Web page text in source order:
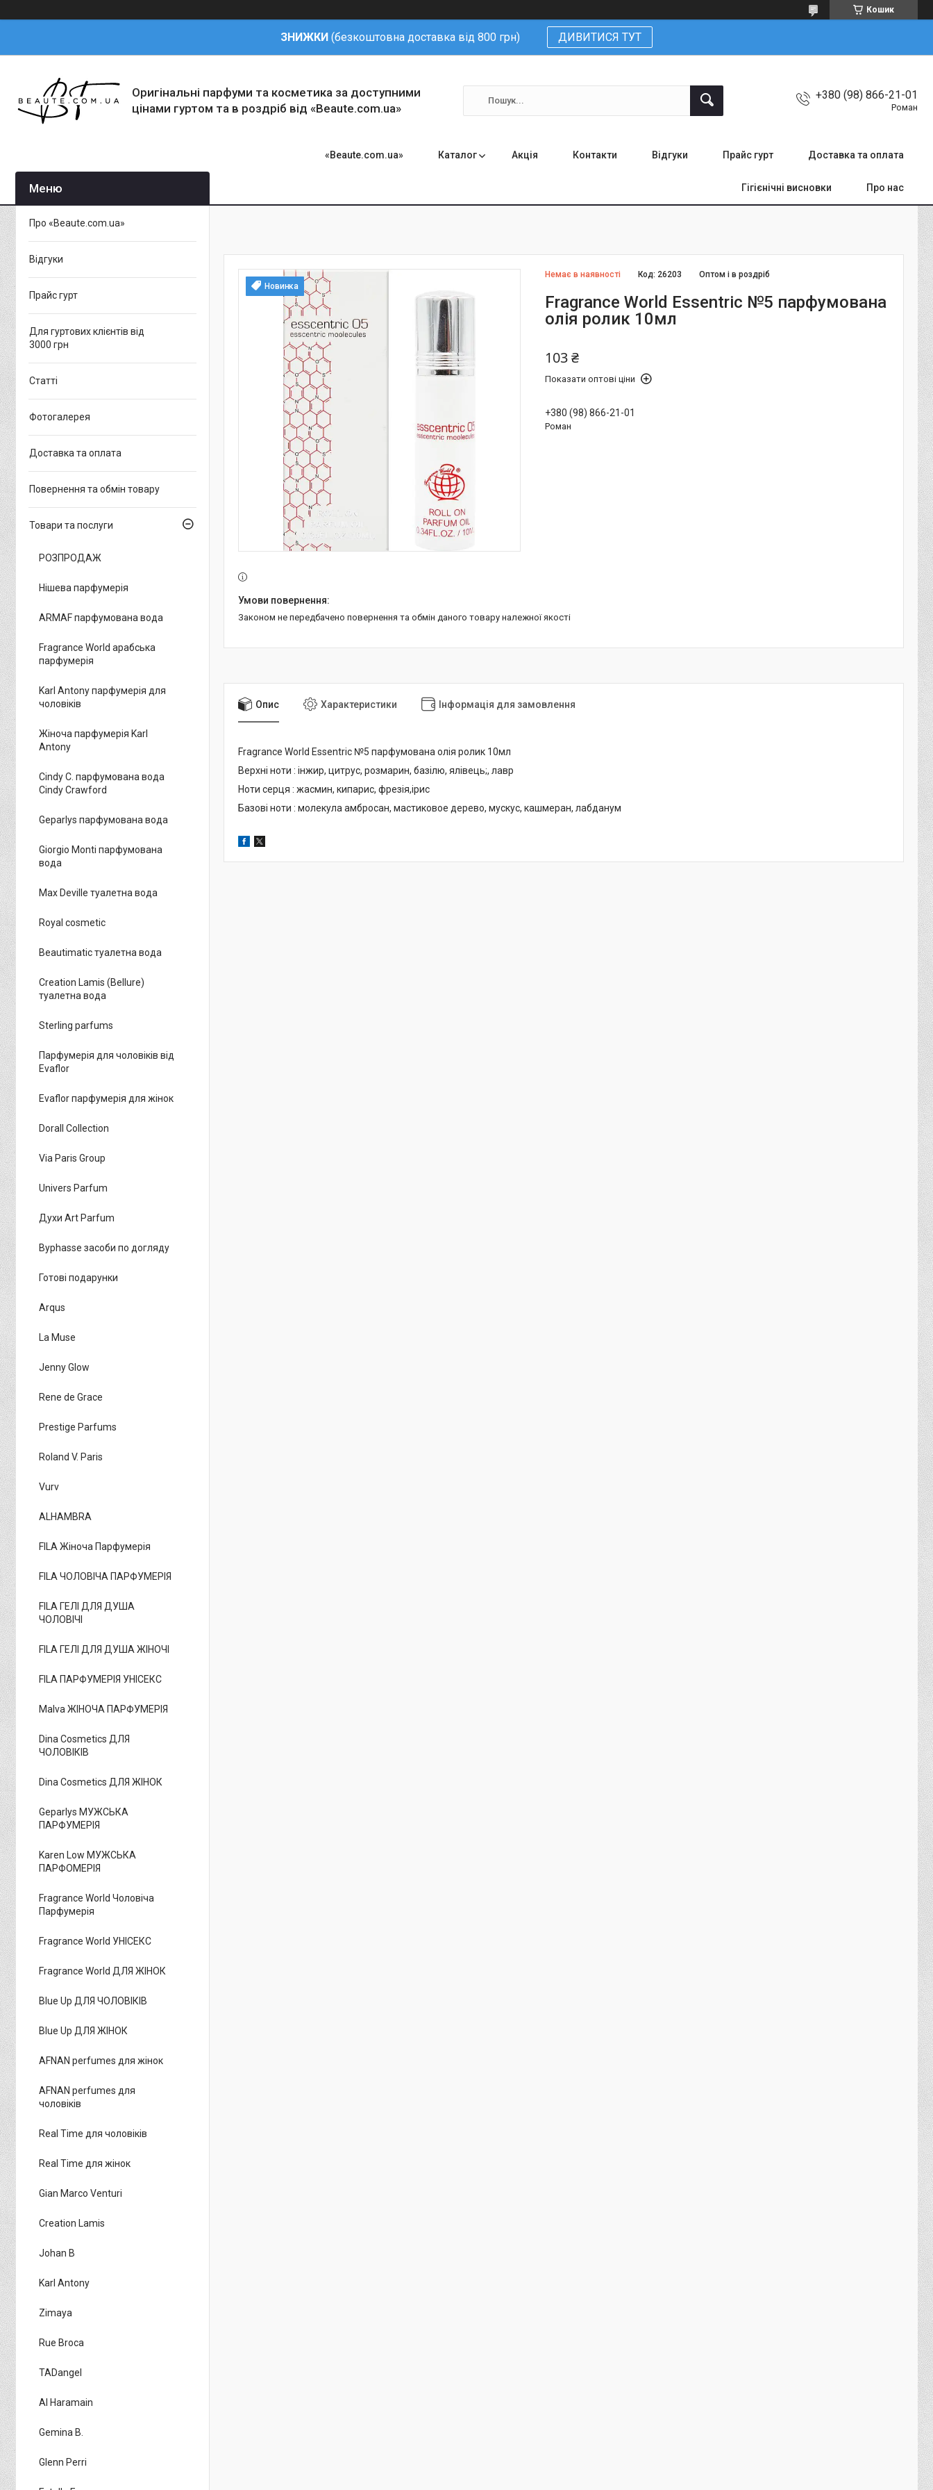
Кошик
ЗНИЖКИ (безкоштовна доставка від 800 грн) ДИВИТИСЯ ТУТ
Оригінальні парфуми та косметика за доступними
цінами гуртом та в роздріб від «Beaute.com.ua»
+380 (98) 866-21-01
Роман
«Beaute.com.ua» Каталог Акція Контакти Відгуки Прайс гурт Доставка та оплата
Гігієнічні висновки Про нас
Новинка
Немає в наявності Оптом і в роздріб
Код: 26203
Fragrance World Essentric №5 парфумована
олія ролик 10мл
103 ₴
Показати оптові ціни
+380 (98) 866-21-01
Роман
Законом не передбачено повернення та обмін даного товару належної якості
Опис Характеристики Інформація для замовлення
Fragrance World Essentric №5 парфумована олія ролик 10мл
Верхні ноти : інжир, цитрус, розмарин, базілю, ялівець;, лавр
Ноти серця : жасмин, кипарис, фрезія,ірис
Базові ноти : молекула амбросан, мастиковое дерево, мускус, кашмеран, лабданум
Про «Beaute.com.ua»
Відгуки
Прайс гурт
Для гуртових клієнтів від
3000 грн
Статті
Фотогалерея
Доставка та оплата
Повернення та обмін товару
Товари та послуги
РОЗПРОДАЖ
Нішева парфумерія
ARMAF парфумована вода
Fragrance World арабська
парфумерія
Karl Antony парфумерія для
чоловіків
Жіноча парфумерія Karl
Antony
Cindy C. парфумована вода
Cindy Crawford
Geparlys парфумована вода
Giorgio Monti парфумована
вода
Max Deville туалетна вода
Royal cosmetic
Beautimatic туалетна вода
Creation Lamis (Bellure)
туалетна вода
Sterling parfums
Парфумерія для чоловіків від
Evaflor
Evaflor парфумерія для жінок
Dorall Collection
Via Paris Group
Univers Parfum
Духи Art Parfum
Byphasse засоби по догляду
Готові подарунки
Arqus
La Muse
Jenny Glow
Rene de Grace
Prestige Parfums
Roland V. Paris
Vurv
ALHAMBRA
FILA Жіноча Парфумерія
FILA ЧОЛОВІЧА ПАРФУМЕРІЯ
FILA ГЕЛІ ДЛЯ ДУША
ЧОЛОВІЧІ
FILA ГЕЛІ ДЛЯ ДУША ЖІНОЧІ
FILA ПАРФУМЕРІЯ УНІСЕКС
Malva ЖІНОЧА ПАРФУМЕРІЯ
Dina Cosmetics ДЛЯ
ЧОЛОВІКІВ
Dina Cosmetics ДЛЯ ЖІНОК
Geparlys МУЖСЬКА
ПАРФУМЕРІЯ
Karen Low МУЖСЬКА
ПАРФОМЕРІЯ
Fragrance World Чоловіча
Парфумерія
Fragrance World УНІСЕКС
Fragrance World ДЛЯ ЖІНОК
Blue Up ДЛЯ ЧОЛОВІКІВ
Blue Up ДЛЯ ЖІНОК
AFNAN perfumes для жінок
AFNAN perfumes для
чоловіків
Real Time для чоловіків
Real Time для жінок
Gian Marco Venturi
Creation Lamis
Johan B
Karl Antony
Zimaya
Rue Broca
TADangel
Al Haramain
Gemina B.
Glenn Perri